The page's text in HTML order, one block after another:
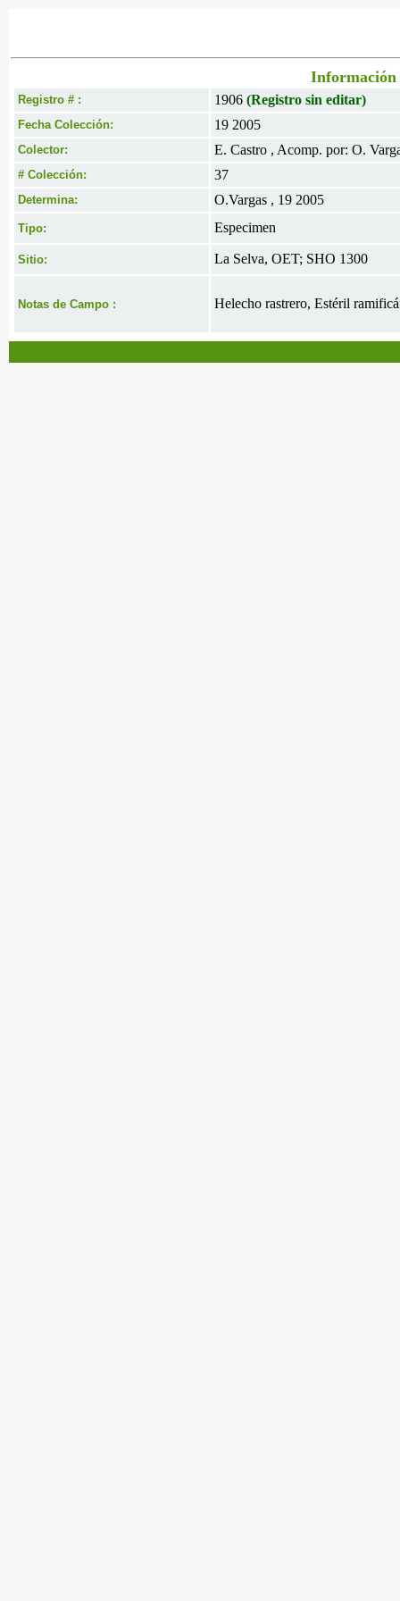
Información
Registro # : 1906 (Registro sin editar)
Fecha Colección: 19 2005
Colector: E. Castro , Acomp. por: O.
# Colección: 37
Determina: O.Vargas , 19 2005
Tipo: Especimen
Sitio: La Selva, OET; SHO 1300
Notas de Campo : Helecho rastrero, Estéril